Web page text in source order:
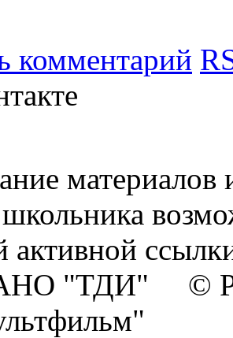
комментарий
материалов
активной
"ТДИ" ©